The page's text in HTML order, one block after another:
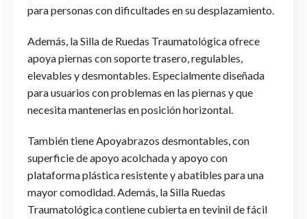
para personas con dificultades en su desplazamiento.
Además, la Silla de Ruedas Traumatológica ofrece
apoya piernas con soporte trasero, regulables,
elevables y desmontables. Especialmente diseñada
para usuarios con problemas en las piernas y que
necesita mantenerlas en posición horizontal.
También tiene Apoyabrazos desmontables, con
superficie de apoyo acolchada y apoyo con
plataforma plástica resistente y abatibles para una
mayor comodidad. Además, la Silla Ruedas
Traumatológica contiene cubierta en tevinil de fácil